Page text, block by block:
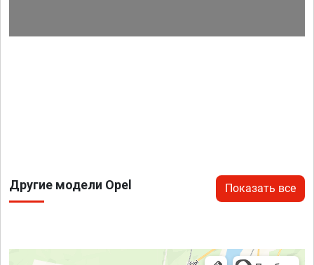
Другие модели Opel Показать все